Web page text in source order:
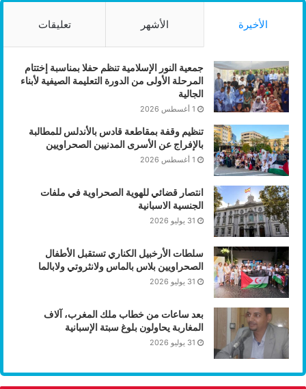
الأخيرة الأشهر تعليقات
جمعية النور الإسلامية تنظم حفلا بمناسبة إختتام
المرحلة الأولى من الدورة التعليمة الصيفية لأبناء
الجالية
1 أغسطس 2026
تنظيم وقفة بمقاطعة قادس بالأندلس للمطالبة
بالإفراج عن الأسرى المدنيين الصحراويين
1 أغسطس 2026
انتصار قضائي للهوية الصحراوية في ملفات
الجنسية الاسبانية
31 يوليو 2026
سلطات الأرخبيل الكناري تستقبل الأطفال
الصحراويين بلاس بالماس ولانثروتي ولابالما
31 يوليو 2026
بعد ساعات من خطاب ملك المغرب، آلاف
المغاربة يحاولون بلوغ سبتة الإسبانية
31 يوليو 2026